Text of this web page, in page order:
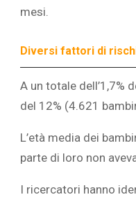
mesi.
Diversi fattori di
A un totale dell’1,7%
del 12% (4.621
L’età media dei
parte di loro non
I ricercatori hanno